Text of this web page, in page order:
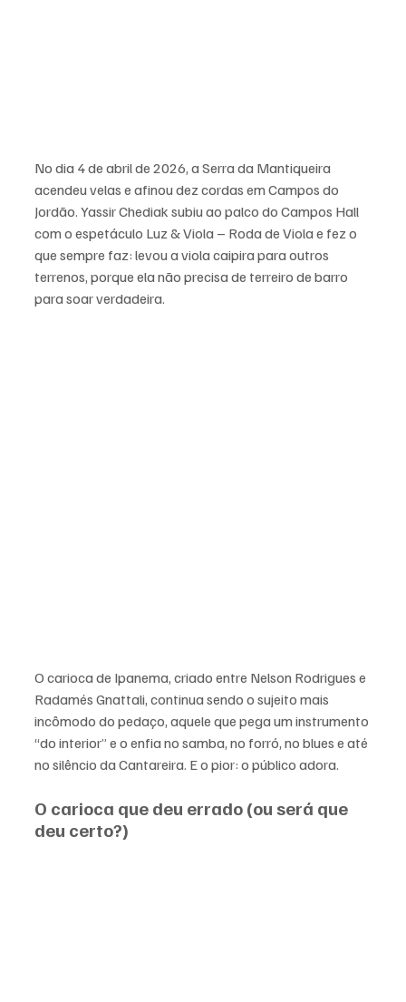
No dia 4 de abril de 2026, a Serra da Mantiqueira
acendeu velas e afinou dez cordas em Campos do
Jordão. Yassir Chediak subiu ao palco do Campos Hall
com o espetáculo Luz & Viola – Roda de Viola e fez o
que sempre faz: levou a viola caipira para outros
terrenos, porque ela não precisa de terreiro de barro
para soar verdadeira.
O carioca de Ipanema, criado entre Nelson Rodrigues e
Radamés Gnattali, continua sendo o sujeito mais
incômodo do pedaço, aquele que pega um instrumento
“do interior” e o enfia no samba, no forró, no blues e até
no silêncio da Cantareira. E o pior: o público adora.
O carioca que deu errado (ou será que
deu certo?)